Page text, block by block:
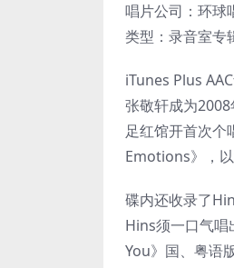
唱片公司：环球
类型：录音室专
iTunes Plus
张敬轩成为
足红馆开首次个
Emotions》，
碟内还收录了
Hins须一口气
You》国、粤语